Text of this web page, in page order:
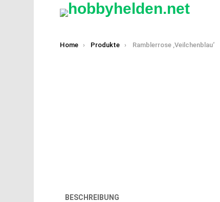
You are here:
Home Produkte Ramblerrose ‚Veilchenblau‘
BESCHREIBUNG